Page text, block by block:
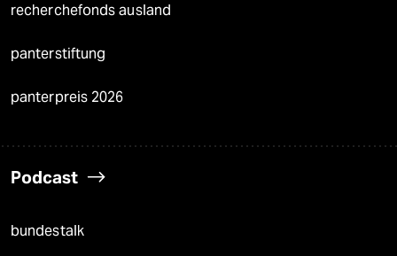
recherchefonds ausland
panterstiftung
panterpreis 2026
Podcast
bundestalk